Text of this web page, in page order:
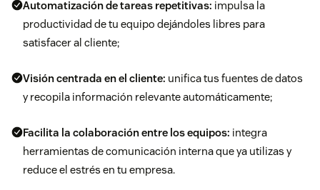
Automatización de tareas repetitivas: impulsa la
productividad de tu equipo dejándoles libres para
satisfacer al cliente;
Visión centrada en el cliente: unifica tus fuentes de datos
y recopila información relevante automáticamente;
Facilita la colaboración entre los equipos: integra
herramientas de comunicación interna que ya utilizas y
reduce el estrés en tu empresa.